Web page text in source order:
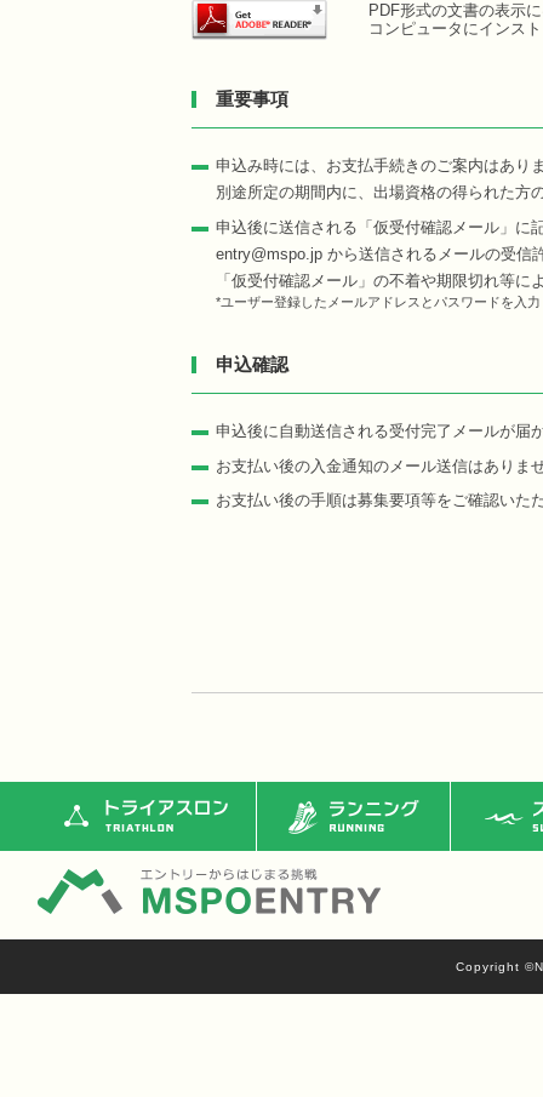
PDF形式の文書の表示
コンピュータにインス
重要事項
申込み時には、お支払手続きのご案内はあり
別途所定の期間内に、出場資格の得られた方
申込後に送信される「仮受付確認メール」に
entry@mspo.jp から送信されるメールの受信
「仮受付確認メール」の不着や期限切れ等
*ユーザー登録したメールアドレスとパスワードを入
申込確認
申込後に自動送信される受付完了メールが届
お支払い後の入金通知のメール送信はありま
お支払い後の手順は募集要項等をご確認いた
トライアスロン ランニング ス
Copyright